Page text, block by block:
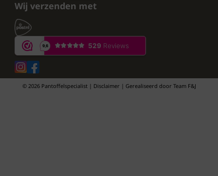
Wij verzenden met
© 2026 Pantoffelspecialist | Disclaimer | Gerealiseerd door Team F&J